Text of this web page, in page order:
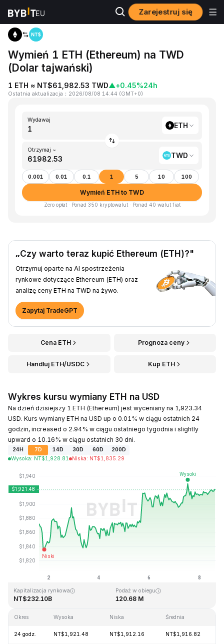
Zarejestruj się
Strona główna
Wymień 1 ETH (Ethereum) na TWD
(Dolar tajwański)
1 ETH ≈ NT$61,982.53 TWD▲+0.45%24h
Ostatnia aktualizacja ： 2026/08/08 14:44 (GMT+0)
Wydawaj
ETH
Otrzymaj ~
TWD
0.001 0.01 0.1 1 5 10 100
Wymień ETH to TWD
Zero opłat · Ponad 350 kryptowalut · Ponad 40 walut fiat
„Czy warto teraz kupić Ethereum (ETH)?"
Otrzymuj oparte na AI spostrzeżenia
rynkowe dotyczące Ethereum (ETH) oraz
analizę ceny ETH na TWD na żywo.
Zapytaj TradeGPT
Cena ETH Prognoza ceny
Handluj ETH/USDC Kup ETH
Wykres kursu wymiany ETH na USD
Na dzień dzisiejszy 1 ETH (Ethereum) jest wyceniany na 1,923.34
USD. Kurs wymiany ETH na USD up o 0.01% w ciągu ostatnich 24
godzin, increased o 2.94% w ciągu ostatniego tygodnia i slightly
upward o 10.16% w ciągu ostatnich 30 dni.
24H 7D 14D 30D 60D
200D
Wysoka: NT$1,928.81 Niska: NT$1,835.29
Ostatnia aktualizacja strony: 2026-08-08, 14:44 GMT+0
NT$4,946.05 NT$0.432979
Kapitalizacja rynkowa
NT$232.10B
Podaż w obiegu
120.68 M
Okres Wysoka Niska Średnia
24 godz. NT$1,921.48 NT$1,912.16 NT$1,916.82